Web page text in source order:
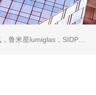
露点仪，进口气体分析仪